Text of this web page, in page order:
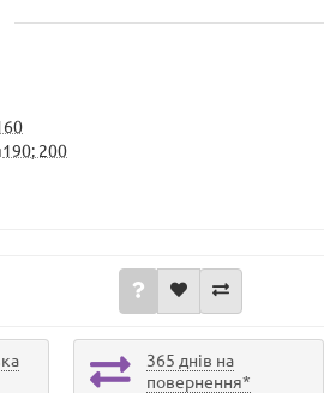
190; 200
365 днів на
повернення*